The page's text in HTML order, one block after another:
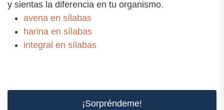
y sientas la diferencia en tu organismo.
avena en sílabas
harina en sílabas
integral en sílabas
¡Sorpréndeme!